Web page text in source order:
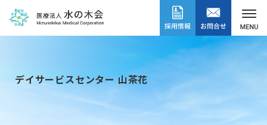
デイサービスセンター 山茶花